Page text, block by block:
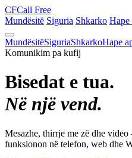
CFCall Free
Mundësitë Siguria Shkarko Hape
MundësitëSiguriaShkarkoHape
Komunikim pa kufij
Bisedat e tua.
Në një vend.
Mesazhe, thirrje me zë dhe
funksionon në telefon, web dhe